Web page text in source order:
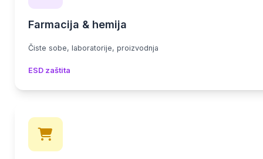
Farmacija & hemija
Čiste sobe, laboratorije, proizvodnja
ESD zaštita